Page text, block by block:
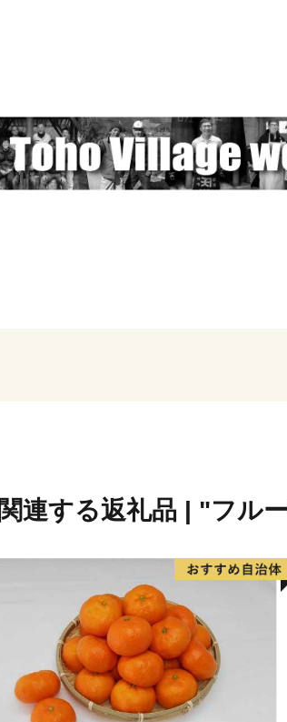
関連する返礼品 | "フル